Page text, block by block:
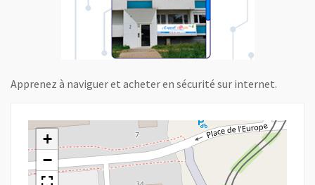
Apprenez à naviguer et acheter en sécurité sur internet.
+
−